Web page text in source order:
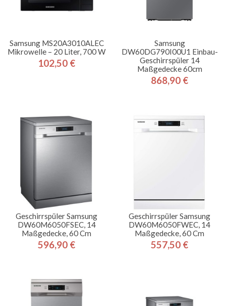
Samsung MS20A3010ALEC
Mikrowelle – 20 Liter, 700 W
Preis
102,50 €
Samsung
DW60DG790I00U1 Einbau-
Geschirrspüler 14
Maßgedecke 60cm
Preis
868,90 €
Geschirrspüler Samsung
DW60M6050FSEC, 14
Maßgedecke, 60 Cm
Preis
596,90 €
Geschirrspüler Samsung
DW60M6050FWEC, 14
Maßgedecke, 60 Cm
Preis
557,50 €